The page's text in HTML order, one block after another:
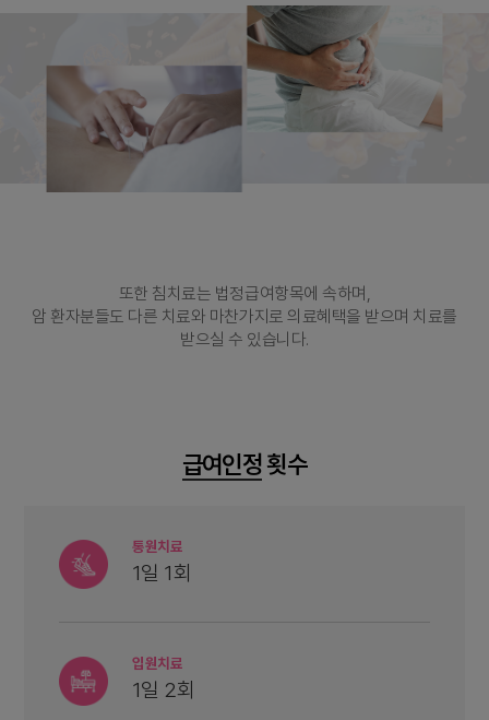
또한 침치료는 법정급여항목에 속하며,
암 환자분들도 다른 치료와 마찬가지로 의료혜택을 받으며 치료를
받으실 수 있습니다.
급여인정횟수
통원치료
1일 1회
입원치료
1일 2회